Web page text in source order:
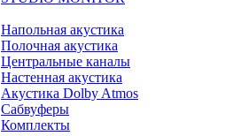
Напольная акустика
Полочная акустика
Центральные каналы
Настенная акустика
Акустика Dolby Atmos
Сабвуферы
Комплекты